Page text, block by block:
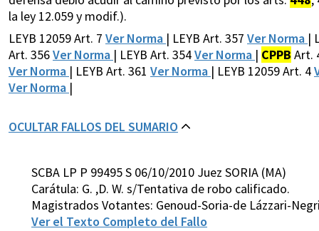
la ley 12.059 y modif.).
LEYB 12059 Art. 7 Ver Norma | LEYB Art. 357 Ver Norma |
Art. 356Ver Norma | LEYB Art. 354Ver Norma | CPPB Art.
Ver Norma | LEYB Art. 361 Ver Norma | LEYB 12059 Art. 4
Ver Norma |
OCULTAR FALLOS DEL SUMARIO
SCBA LP P 99495 S 06/10/2010 Juez SORIA (MA)
Carátula: G. ,D. W. s/Tentativa de robo calificado.
Magistrados Votantes: Genoud-Soria-de Lázzari-
Ver el Texto Completo del Fallo